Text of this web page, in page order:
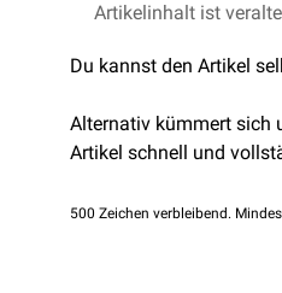
Was eine Arztpraxis als
die hierfür eingesetzten
Bei Impfstoffen dürfen
Wie wird verordnet?
SSB-Verzeichnis der
Artikelinhalt ist
Du kannst den Artikel
Alternativ kümmert sich
Artikel schnell und
500 Zeichen verbleibend.